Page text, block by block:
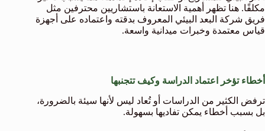
مكلفًا. هنا تظهر أهمية الاستعانة باستشاريين محترفين مثل
فريق شركة البعد البيئي المعروف بدقته واعتماده على أجهزة
قياس معتمدة وخبرات ميدانية واسعة.
أخطاء تؤخر اعتماد الدراسة وكيف تتجنبها
ترفض الكثير من الدراسات أو تُعاد ليس لأنها سيئة بالضرورة،
بل بسبب أخطاء يمكن تفاديها بسهولة.